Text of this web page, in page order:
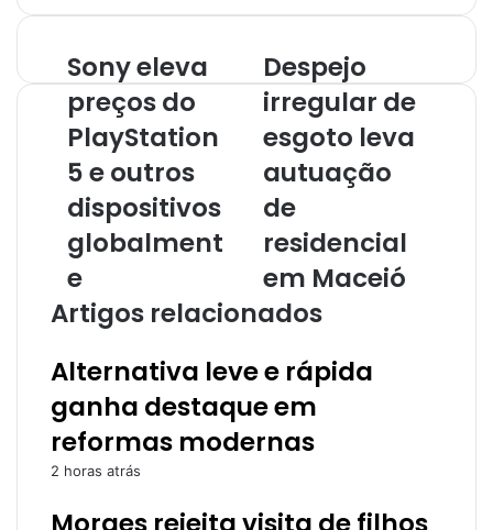
Sony eleva
preços do
PlayStation
5 e outros
dispositivos
globalment
e
Despejo
irregular de
esgoto leva
autuação
de
residencial
em Maceió
Artigos relacionados
Alternativa leve e rápida
ganha destaque em
reformas modernas
2 horas atrás